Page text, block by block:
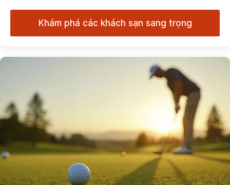
Khám phá các khách sạn sang trọng